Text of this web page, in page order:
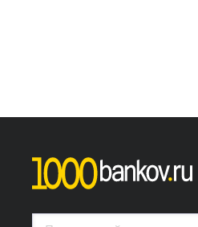
г. Воронеж,
г. Губаха, рп.
г. Пермь,